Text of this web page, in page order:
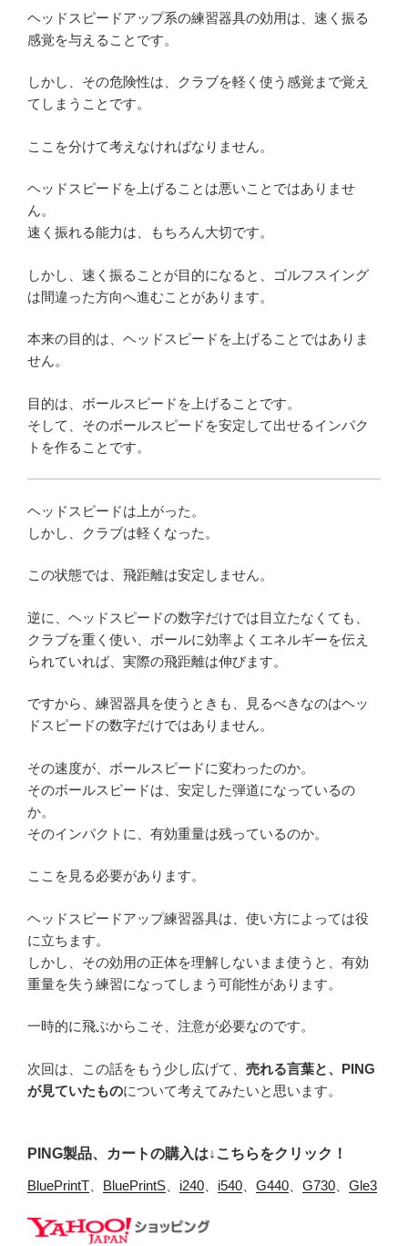
ヘッドスピードアップ系の練習器具の効用は、速く振る
感覚を与えることです。
しかし、その危険性は、クラブを軽く使う感覚まで覚え
てしまうことです。
ここを分けて考えなければなりません。
ヘッドスピードを上げることは悪いことではありませ
ん。
速く振れる能力は、もちろん大切です。
しかし、速く振ることが目的になると、ゴルフスイング
は間違った方向へ進むことがあります。
本来の目的は、ヘッドスピードを上げることではありま
せん。
目的は、ボールスピードを上げることです。
そして、そのボールスピードを安定して出せるインパク
トを作ることです。
ヘッドスピードは上がった。
しかし、クラブは軽くなった。
この状態では、飛距離は安定しません。
逆に、ヘッドスピードの数字だけでは目立たなくても、
クラブを重く使い、ボールに効率よくエネルギーを伝え
られていれば、実際の飛距離は伸びます。
ですから、練習器具を使うときも、見るべきなのはヘッ
ドスピードの数字だけではありません。
その速度が、ボールスピードに変わったのか。
そのボールスピードは、安定した弾道になっているの
か。
そのインパクトに、有効重量は残っているのか。
ここを見る必要があります。
ヘッドスピードアップ練習器具は、使い方によっては役
に立ちます。
しかし、その効用の正体を理解しないまま使うと、有効
重量を失う練習になってしまう可能性があります。
一時的に飛ぶからこそ、注意が必要なのです。
次回は、この話をもう少し広げて、 売れる言葉と、PING
が見ていたものについて考えてみたいと思います。
PING製品、カートの購入は↓こちらをクリック！
BluePrintT BluePrintS i240 i540 G440 G730 Gle3